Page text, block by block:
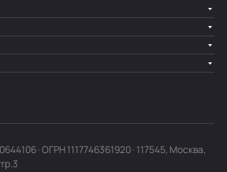
· ОГРН 1117746361920 · 117545, Москва,